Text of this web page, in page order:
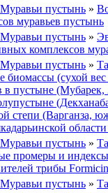
Муравьи пустынь »
муравьев пустынь
Муравьи пустынь »
комплексов
Муравьи пустынь »
биомассы (сухой вес
в пустыне (Мубарек,
степи (Варганза,
Муравьи пустынь »
промеры и
трибы
Муравьи пустынь »